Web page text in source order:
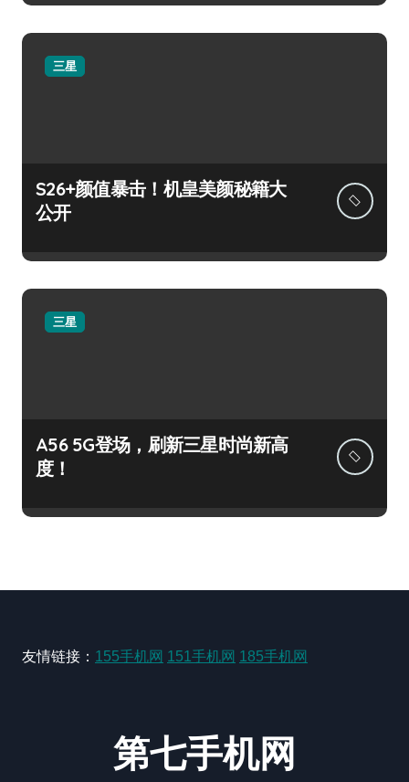
三星
S26+颜值暴击！机皇美颜秘籍大
公开
三星
A56 5G登场，刷新三星时尚新高
度！
友情链接： 155手机网 151手机网 185手机网
第七手机网